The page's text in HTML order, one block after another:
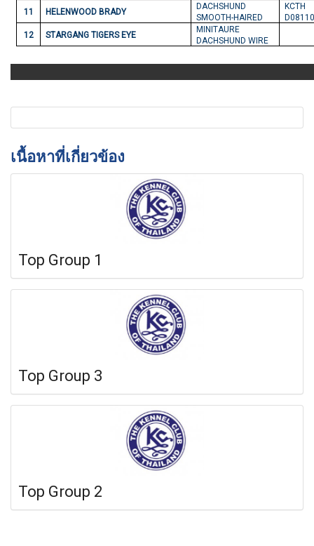
11
HELENWOOD BRADY
DACHSHUND
SMOOTH-HAIRED
KCTH
12
STARGANG TIGERS EYE
MINITAURE
DACHSHUND WIRE
เนื้อหาที่เกี่ยวข้อง
Top Group 1
Top Group 3
Top Group 2